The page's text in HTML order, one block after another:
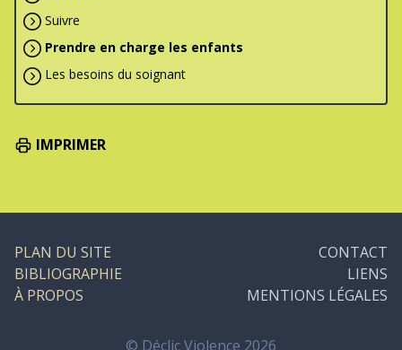
Suivre
Prendre en charge les enfants
Les besoins du soignant
IMPRIMER
PLAN DU SITE
BIBLIOGRAPHIE
À PROPOS
CONTACT
LIENS
MENTIONS LÉGALES
© Déclic Violence 2026